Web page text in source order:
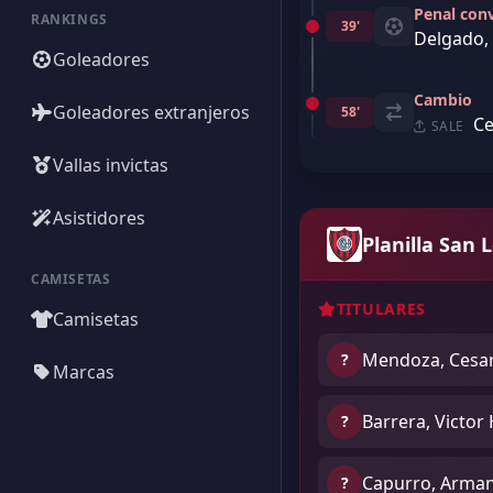
RANKINGS
Goleadores
Goleadores extranjeros
Vallas invictas
Asistidores
CAMISETAS
Camisetas
Marcas
39'
Penal
58'
Cambio
SALE
Planilla San
TITULARES
? Mendoza,
? Barrera, Victor
? Capurro,